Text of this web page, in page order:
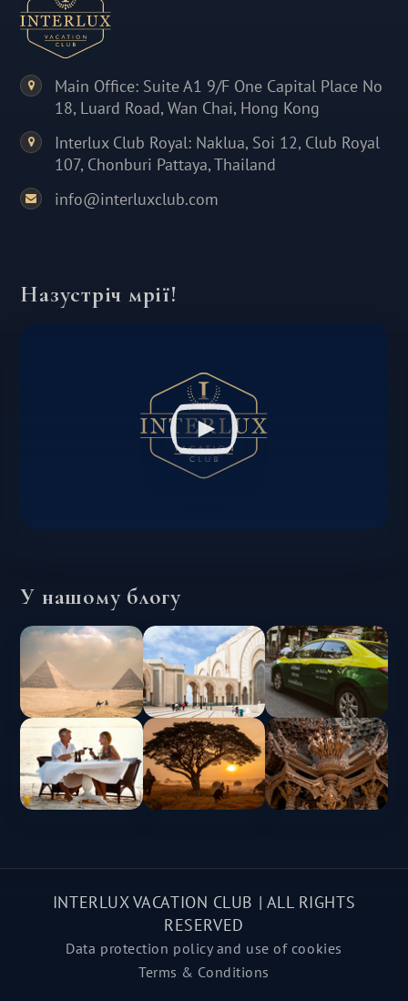
Main Office: Suite A1 9/F One Capital Place No
18, Luard Road, Wan Chai, Hong Kong
Interlux Club Royal: Naklua, Soi 12, Club Royal
107, Chonburi Pattaya, Thailand
info@interluxclub.com
Назустріч мрії!
У нашому блогу
INTERLUX VACATION CLUB | ALL RIGHTS
RESERVED
Data protection policy and use of cookies
Terms & Conditions